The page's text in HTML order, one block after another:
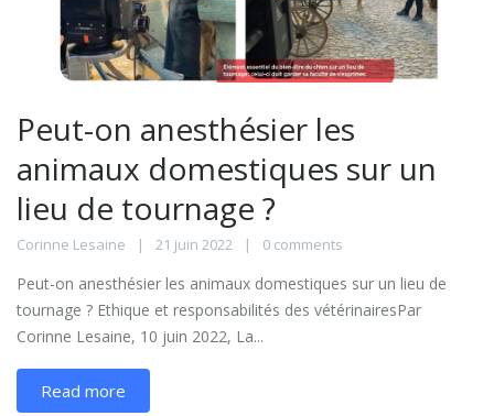
Peut-on anesthésier les
animaux domestiques sur un
lieu de tournage ?
Corinne Lesaine 21 juin 2022 0 comments
Peut-on anesthésier les animaux domestiques sur un lieu de
tournage ? Ethique et responsabilités des vétérinairesPar
Corinne Lesaine, 10 juin 2022, La...
Read more